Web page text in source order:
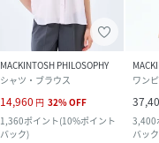
MACKINTOSH PHILOSOPHY
シャツ・ブラウス
14,960 円 32%OFF
1,360ポイント(10%ポイント
バック)
ワン
3,400
バック